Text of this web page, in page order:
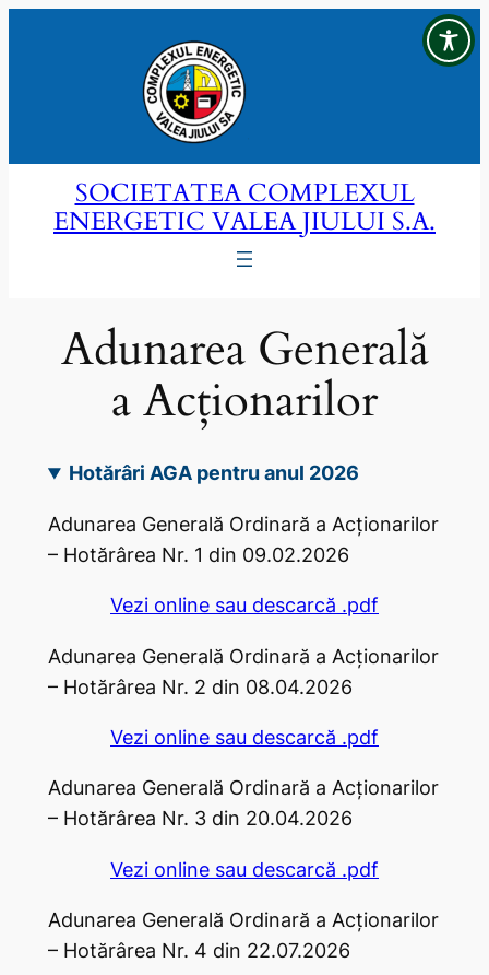
SOCIETATEA COMPLEXUL
ENERGETIC VALEA JIULUI S.A.
Adunarea Generală
a Acționarilor
Hotărâri AGA pentru anul 2026
Adunarea Generală Ordinară a Acţionarilor
– Hotărârea Nr. 1 din 09.02.2026
Vezi online sau descarcă .pdf
Adunarea Generală Ordinară a Acţionarilor
– Hotărârea Nr. 2 din 08.04.2026
Vezi online sau descarcă .pdf
Adunarea Generală Ordinară a Acţionarilor
– Hotărârea Nr. 3 din 20.04.2026
Vezi online sau descarcă .pdf
Adunarea Generală Ordinară a Acţionarilor
– Hotărârea Nr. 4 din 22.07.2026